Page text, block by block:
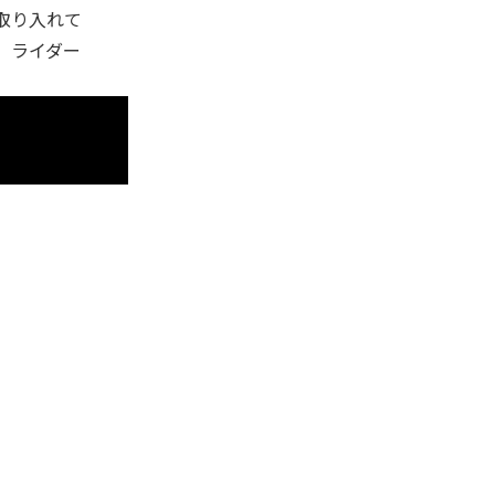
り入れて
ライダー